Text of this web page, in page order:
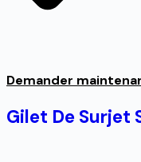
Demander
Gilet De Surjet